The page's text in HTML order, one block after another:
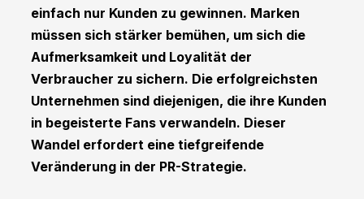
einfach nur Kunden zu gewinnen. Marken
müssen sich stärker bemühen, um sich die
Aufmerksamkeit und Loyalität der
Verbraucher zu sichern. Die erfolgreichsten
Unternehmen sind diejenigen, die ihre Kunden
in begeisterte Fans verwandeln. Dieser
Wandel erfordert eine tiefgreifende
Veränderung in der PR-Strategie.